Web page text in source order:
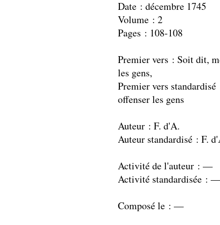
Date : décembre 1745
Volume : 2
Pages : 108-108
Premier vers : Soit dit,
les gens,
Premier vers
offenser les gens
Auteur : F. d'A.
Auteur standardisé : F.
Activité de l'auteur : —
Activité standardisée : —
Composé le : —